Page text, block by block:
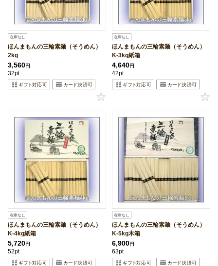
在庫なし
ほんまもんの三輪素麺（そうめん）
2kg
3,560円
32pt
在庫なし
ほんまもんの三輪素麺（そうめん）
K-3kg紙箱
4,640円
42pt
在庫なし
ほんまもんの三輪素麺（そうめん）
K-4kg紙箱
5,720円
52pt
在庫なし
ほんまもんの三輪素麺（そうめん）
K-5kg木箱
6,900円
63pt